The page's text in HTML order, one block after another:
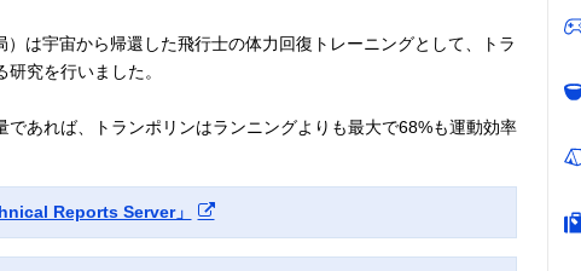
は宇宙から帰還した飛行士の体力回復トレーニングとして、トラ
究を行いました。
あれば、トランポリンはランニングよりも最大で68%も運動効率
Reports Server」